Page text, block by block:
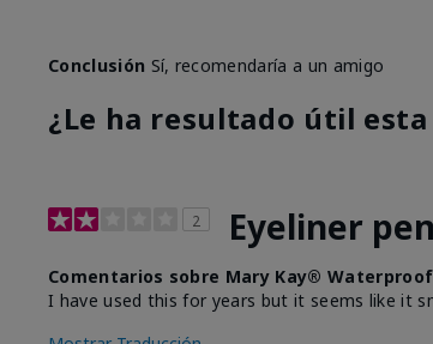
Conclusión Sí, recomendaría a un amigo
¿Le ha resultado útil
2 Eyeliner
Comentarios sobre Mary Kay®
I have used this for years but it seems like it